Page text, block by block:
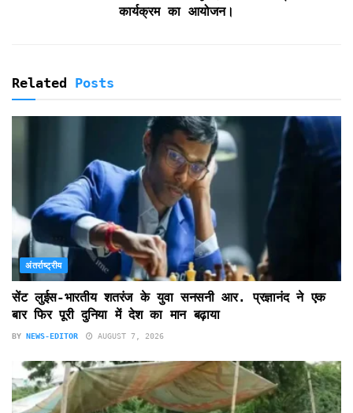
y
कार्यक्रम का आयोजन।
Related Posts
अंतर्राष्ट्रीय
सेंट लुईस-भारतीय शतरंज के युवा सनसनी आर. प्रज्ञानंद ने एक
बार फिर पूरी दुनिया में देश का मान बढ़ाया
BY NEWS-EDITOR AUGUST 7, 2026